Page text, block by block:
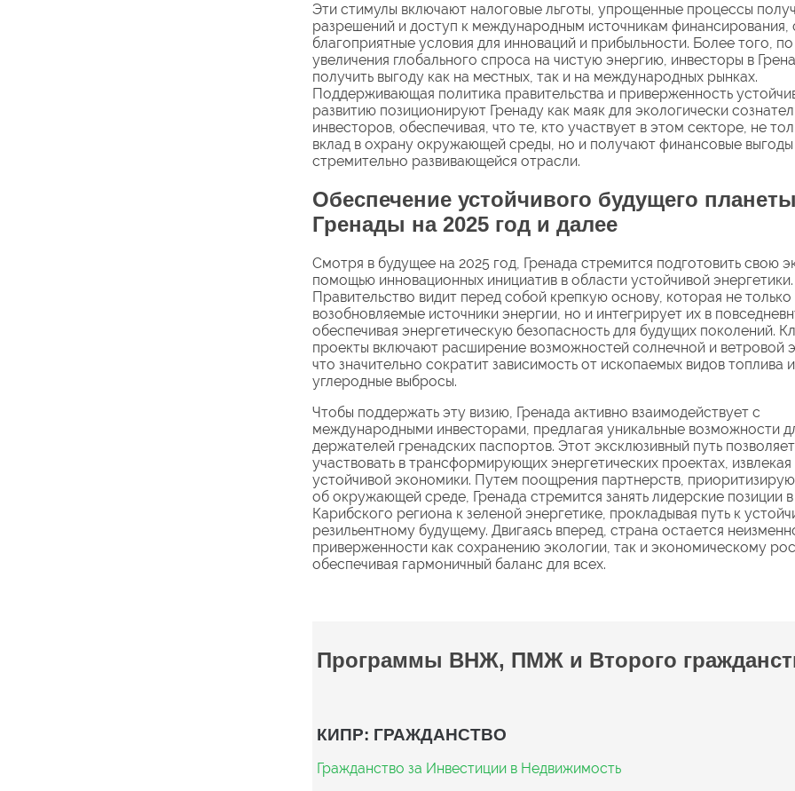
Эти стимулы включают налоговые льготы, упрощенные процессы
разрешений и доступ к международным источникам финансирования,
благоприятные условия для инноваций и прибыльности. Более того,
увеличения глобального спроса на чистую энергию, инвесторы в
получить выгоду как на местных, так и на международных рынках.
Поддерживающая политика правительства и приверженность
развитию позиционируют Гренаду как маяк для экологически
инвесторов, обеспечивая, что те, кто участвует в этом секторе, не
вклад в охрану окружающей среды, но и получают финансовые
стремительно развивающейся отрасли.
Обеспечение устойчивого будущего
Гренады на 2025 год и далее
Смотря в будущее на 2025 год, Гренада стремится подготовить свою
помощью инновационных инициатив в области устойчивой энергетики.
Правительство видит перед собой крепкую основу, которая не
возобновляемые источники энергии, но и интегрирует их в
обеспечивая энергетическую безопасность для будущих поколений.
проекты включают расширение возможностей солнечной и ветровой
что значительно сократит зависимость от ископаемых видов топлива
углеродные выбросы.
Чтобы поддержать эту визию, Гренада активно взаимодействует с
международными инвесторами, предлагая уникальные возможности
держателей гренадских паспортов. Этот эксклюзивный путь
участвовать в трансформирующих энергетических проектах, извлекая
устойчивой экономики. Путем поощрения партнерств,
об окружающей среде, Гренада стремится занять лидерские позиции
Карибского региона к зеленой энергетике, прокладывая путь к
резильентному будущему. Двигаясь вперед, страна остается
приверженности как сохранению экологии, так и экономическому
обеспечивая гармоничный баланс для всех.
Программы ВНЖ, ПМЖ и Второго
КИПР: ГРАЖДАНСТВО
Гражданство за Инвестиции в Недвижимость